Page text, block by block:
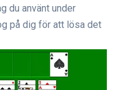
du använt under
på dig för att lösa det